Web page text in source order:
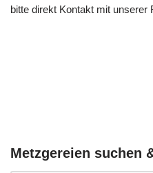
bitte direkt Kontakt mit unserer
Metzgereien suchen